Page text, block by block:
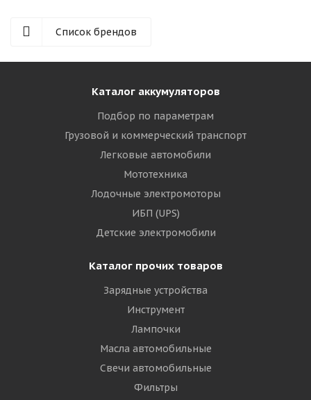
Список брендов
Каталог аккумуляторов
Подбор по параметрам
Грузовой и коммерческий транспорт
Легковые автомобили
Мототехника
Лодочные электромоторы
ИБП (UPS)
Детские электромобили
Каталог прочих товаров
Зарядные устройства
Инструмент
Лампочки
Масла автомобильные
Свечи автомобильные
Фильтры